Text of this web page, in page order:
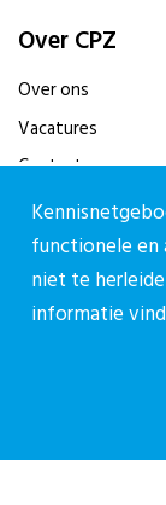
Over CPZ
Over ons
Vacatures
Contact
Contact
Contactpagina
030-27 39 786
Mercatorlaan
Blijf op de
functionele en
niet te
informatie